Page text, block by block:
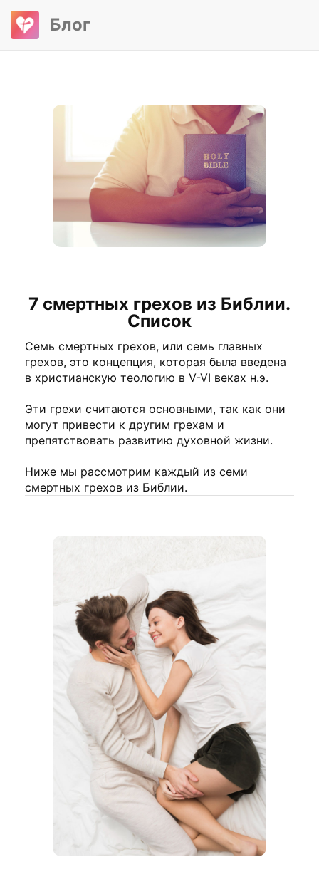
Блог
7 смертных грехов из Библии.
Список
Семь смертных грехов, или семь главных
грехов, это концепция, которая была введена
в христианскую теологию в V-VI веках н.э.
Эти грехи считаются основными, так как они
могут привести к другим грехам и
препятствовать развитию духовной жизни.
Ниже мы рассмотрим каждый из семи
смертных грехов из Библии.